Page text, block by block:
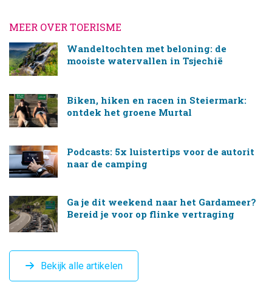
MEER OVER TOERISME
Wandeltochten met beloning: de
mooiste watervallen in Tsjechië
Biken, hiken en racen in Steiermark:
ontdek het groene Murtal
Podcasts: 5x luistertips voor de autorit
naar de camping
Ga je dit weekend naar het Gardameer?
Bereid je voor op flinke vertraging
Bekijk alle artikelen